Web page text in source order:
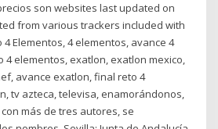
son websites last updated on
from various trackers included with
Elementos, 4 elementos, avance 4
4 elementos, exatlon, exatlon mexico,
avance exatlon, final reto 4
tv azteca, televisa, enamorándonos,
más de tres autores, se